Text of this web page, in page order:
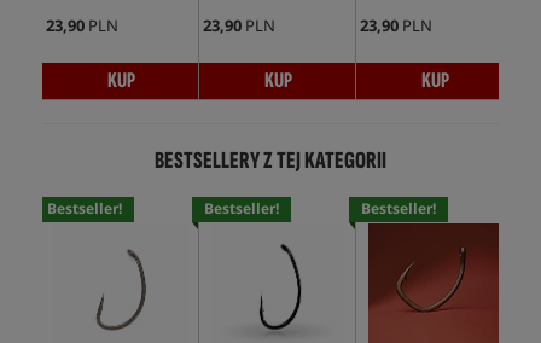
23,90 PLN
KUP
23,90 PLN
KUP
23,90 PLN
KUP
BESTSELLERY Z TEJ KATEGORII
Bestseller! Bestseller! Bestseller!